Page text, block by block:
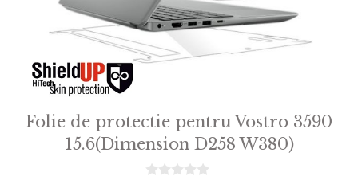
Folie de protectie pentru Vostro 3590
15.6(Dimension D258 W380)